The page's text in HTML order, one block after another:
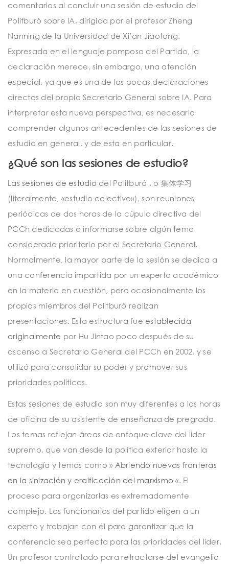
comentarios al concluir una sesión de estudio del
Politburó sobre IA, dirigida por el profesor Zheng
Nanning de la Universidad de Xi’an Jiaotong.
Expresada en el lenguaje pomposo del Partido, la
declaración merece, sin embargo, una atención
especial, ya que es una de las pocas declaraciones
directas del propio Secretario General sobre IA. Para
interpretar esta nueva perspectiva, es necesario
comprender algunos antecedentes de las sesiones de
estudio en general, y de esta en particular.
¿Qué son las sesiones de estudio?
Las sesiones de estudio del Politburó , o 集体学习
(literalmente, «estudio colectivo»), son reuniones
periódicas de dos horas de la cúpula directiva del
PCCh dedicadas a informarse sobre algún tema
considerado prioritario por el Secretario General.
Normalmente, la mayor parte de la sesión se dedica a
una conferencia impartida por un experto académico
en la materia en cuestión, pero ocasionalmente los
propios miembros del Politburó realizan
presentaciones. Esta estructura fue establecida
originalmente por Hu Jintao poco después de su
ascenso a Secretario General del PCCh en 2002, y se
utilizó para consolidar su poder y promover sus
prioridades políticas.
Estas sesiones de estudio son muy diferentes a las horas
de oficina de su asistente de enseñanza de pregrado.
Los temas reflejan áreas de enfoque clave del líder
supremo, que van desde la política exterior hasta la
tecnología y temas como » Abriendo nuevas fronteras
en la sinización y eraificación del marxismo«. El
proceso para organizarlas es extremadamente
complejo. Los funcionarios del partido eligen a un
experto y trabajan con él para garantizar que la
conferencia sea perfecta para las prioridades del líder.
Un profesor contratado para retractarse del evangelio